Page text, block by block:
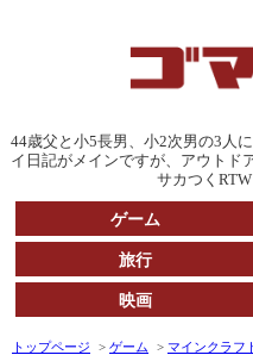
44歳父と小5長男、小2次男の3人
イ日記がメインですが、アウトド
サカつく
ゲーム
旅行
映画
トップページ ゲーム
マインクラフ